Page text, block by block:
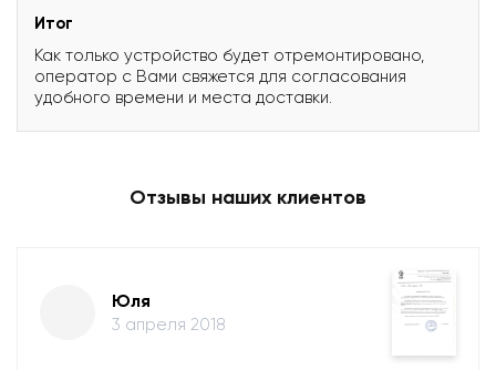
Итог
Как только устройство будет отремонтировано,
оператор с Вами свяжется для согласования
удобного времени и места доставки.
Отзывы наших клиентов
Юля
3 апреля 2018